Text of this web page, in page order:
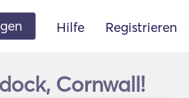
Hilfe Registrieren
Cornwall!